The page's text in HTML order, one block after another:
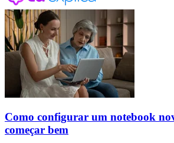
Como configurar um notebook
começar bem